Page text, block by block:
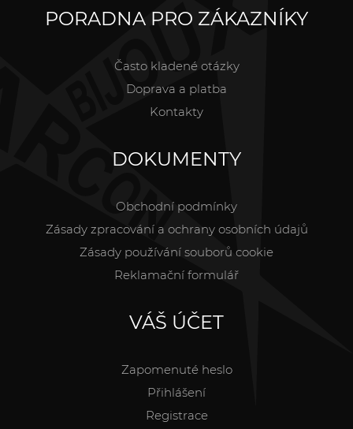
PORADNA PRO ZÁKAZNÍKY
Často kladené otázky
Doprava a platba
Kontakty
DOKUMENTY
Obchodní podmínky
Zásady zpracování a ochrany osobních údajů
Zásady používání souborů cookie
Reklamační formulář
VÁŠ ÚČET
Zapomenuté heslo
Přihlášení
Registrace